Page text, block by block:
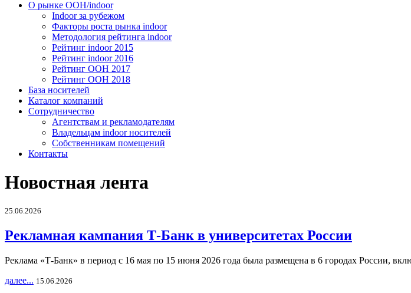
О рынке OOH/indoor
Indoor за рубежом
Факторы роста рынка indoor
Методология рейтинга indoor
Рейтинг indoor 2015
Рейтинг indoor 2016
Рейтинг OOH 2017
Рейтинг OOH 2018
База носителей
Каталог компаний
Сотрудничество
Агентствам и рекламодателям
Владельцам indoor носителей
Собственникам помещений
Контакты
Новостная лента
25.06.2026
Рекламная кампания Т-Банк в университетах России
Реклама «Т-Банк» в период с 16 мая по 15 июня 2026 года была размещена в 6 городах России,
далее... 15.06.2026